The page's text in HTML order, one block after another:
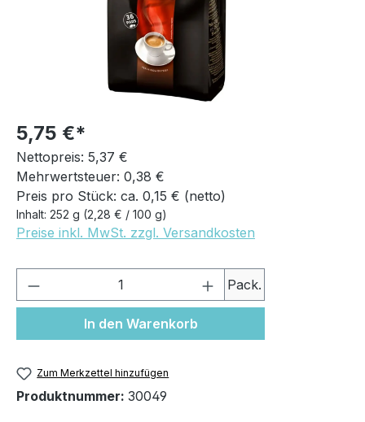
5,75 €
Nettopreis: 5,37 €
Mehrwertsteuer: 0,38 €
Preis pro Stück: ca. 0,15 € (netto)
Inhalt: 252 g (2,28 € / 100 g)
Preise inkl. MwSt. zzgl. Versandkosten
Produkt Anzahl: Gib denPack.
In den Warenkorb
Zum Merkzettel hinzufügen
Produktnummer: 30049